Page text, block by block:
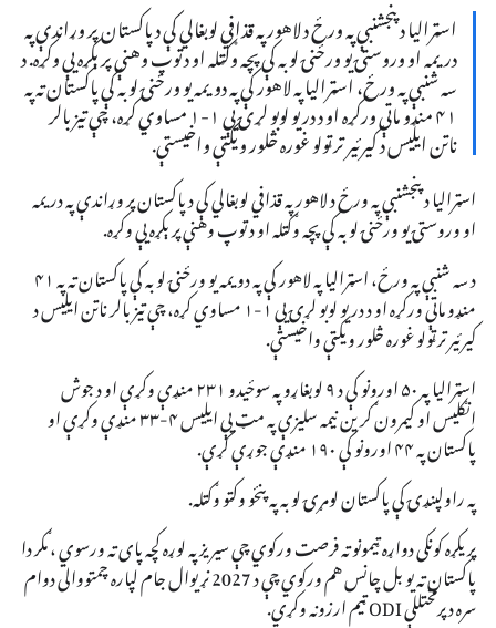
اسټرالیا د پنجشنبې په ورځ د لاهور په قذافي لوبغالي کې د پاکستان پر وړاندې په
دریمه او وروستۍ یو ورځنۍ لوبه کې پچه وګټله او د توپ وهنې پرېکړه یې وکړه. د
سه شنبې په ورځ، اسټرالیا په لاهور کې په دویمه یو ورځنۍ لوبه کې پاکستان ته په
۴۱ منډو ماتې ورکړه او د دریو لوبو لړۍ یې ۱-۱ مساوي کړه، چې تیز بالر
ناتن ایلیس د کیرئیر تر ټولو غوره څلور ویکټې واخیستې.
اسټرالیا د پنجشنبې په ورځ د لاهور په قذافي لوبغالي کې د پاکستان پر وړاندې په دریمه
او وروستۍ یو ورځنۍ لوبه کې پچه وګټله او د توپ وهنې پرېکړه یې وکړه.
د سه شنبې په ورځ، اسټرالیا په لاهور کې په دویمه یو ورځنۍ لوبه کې پاکستان ته په ۴۱
منډو ماتې ورکړه او د دریو لوبو لړۍ یې ۱-۱ مساوي کړه، چې تیز بالر ناتن ایلیس د
کیرئیر تر ټولو غوره څلور ویکټې واخیستې.
اسټرالیا په ۵۰ اورونو کې د ۹ لوبغاړو په سوځیدو ۲۳۱ منډې وکړې او د جوش
انګلیس او کیمرون ګرین نیمه سلیزې په مټ یې ایلیس ۴-۳۳ منډې وکړې او
پاکستان په ۴۴ اورونو کې ۱۹۰ منډې جوړې کړې.
په راولپنډۍ کې پاکستان لومړۍ لوبه په پنځو وکټو وګټله.
پریکړه کونکی دواړه ټیمونو ته فرصت ورکوي چې سیریز په لوړه کچه پای ته ورسوي ، مګر دا
پاکستان ته یو بل چانس هم ورکوي چې د 2027 نړیوال جام لپاره چمتووالی دوام
سره د پرمختللې ODI ټیم ارزونه وکړي.